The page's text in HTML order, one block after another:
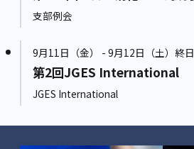
支部例会
9月11日（金） - 9月12日（土）終日
第2回JGES International
JGES International